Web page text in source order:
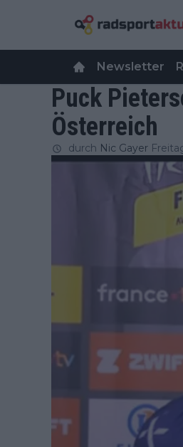
Newsletter
Puck
Österreich
durch Nic Gayer